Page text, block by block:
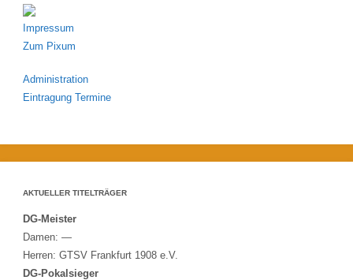
Impressum
Zum Pixum
Administration
Eintragung Termine
AKTUELLER TITELTRÄGER
DG-Meister
Damen: —
Herren: GTSV Frankfurt 1908 e.V.
DG-Pokalsieger